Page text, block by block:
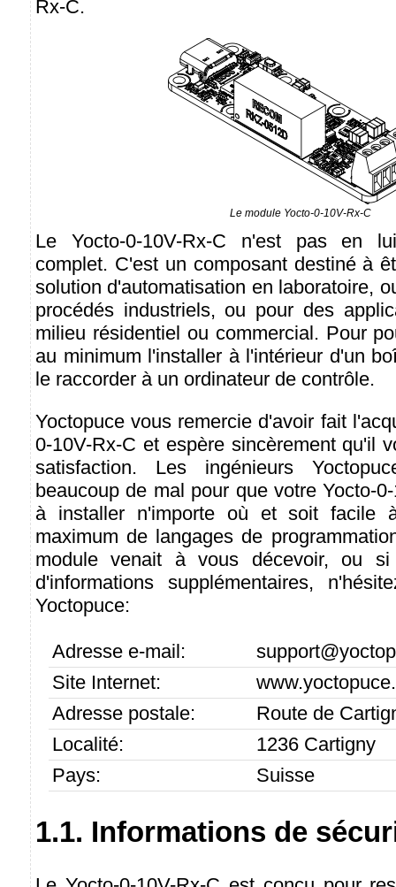
Rx-C.
Le module Yocto-0-10V-Rx-C
Le Yocto-0-10V-Rx-C n'est pas en
complet. C'est un composant destiné à
solution d'automatisation en laboratoire,
procédés industriels, ou pour des
milieu résidentiel ou commercial. Pour
au minimum l'installer à l'intérieur d'un
le raccorder à un ordinateur de contrôle.
Yoctopuce vous remercie d'avoir fait
0-10V-Rx-C et espère sincèrement qu'il
satisfaction. Les ingénieurs
beaucoup de mal pour que votre Yocto-
à installer n'importe où et soit facile
maximum de langages de
module venait à vous décevoir, ou
d'informations supplémentaires,
Yoctopuce:
Adresse e-mail:
Site Internet:
Adresse postale:
Route de
Localité:
1236 Cartigny
Pays:
Suisse
1.1. Informations de